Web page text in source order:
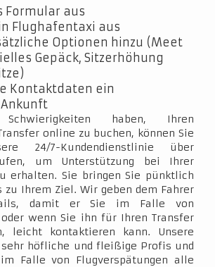
Formular aus
Flughafentaxi aus
Optionen hinzu (Meet
Gepäck, Sitzerhöhung
Kontaktdaten ein
haben, Ihren
online zu buchen, können Sie
24/7-Kundendienstlinie über
um Unterstützung bei Ihrer
erhalten. Sie bringen Sie pünktlich
zu Ihrem Ziel. Wir geben dem Fahrer
damit er Sie im Falle von
oder wenn Sie ihn für Ihren Transfer
leicht kontaktieren kann. Unsere
höfliche und fleißige Profis und
Falle von Flugverspätungen alle